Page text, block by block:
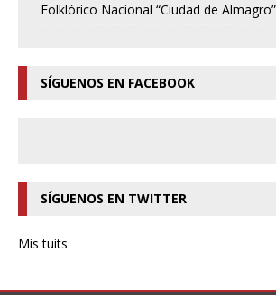
Folklórico Nacional “Ciudad de Almagro”
SÍGUENOS EN FACEBOOK
SÍGUENOS EN TWITTER
Mis tuits